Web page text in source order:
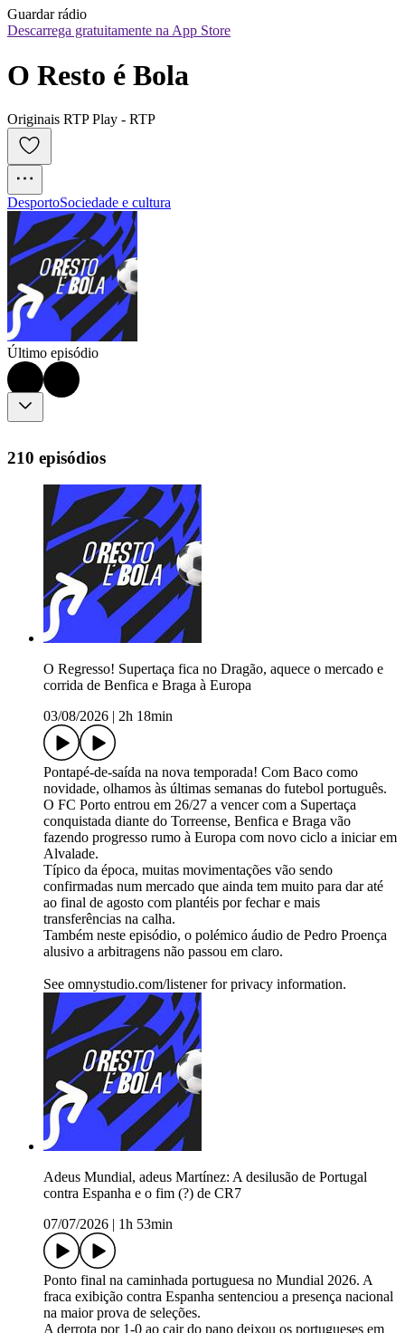
Guardar rádio
Descarrega gratuitamente na App Store
O Resto é Bola
Originais RTP Play - RTP
DesportoSociedade e cultura
Último episódio
210 episódios
O Regresso! Supertaça fica no Dragão, aquece o mercado e
corrida de Benfica e Braga à Europa
03/08/2026
2h 18min
Pontapé-de-saída na nova temporada! Com Baco como
novidade, olhamos às últimas semanas do futebol português.
O FC Porto entrou em 26/27 a vencer com a Supertaça
conquistada diante do Torreense, Benfica e Braga vão
fazendo progresso rumo à Europa com novo ciclo a iniciar em
Alvalade.
Típico da época, muitas movimentações vão sendo
confirmadas num mercado que ainda tem muito para dar até
ao final de agosto com plantéis por fechar e mais
transferências na calha.
Também neste episódio, o polémico áudio de Pedro Proença
alusivo a arbitragens não passou em claro.
See omnystudio.com/listener for privacy information.
Adeus Mundial, adeus Martínez: A desilusão de Portugal
contra Espanha e o fim (?) de CR7
07/07/2026
1h 53min
Ponto final na caminhada portuguesa no Mundial 2026. A
fraca exibição contra Espanha sentenciou a presença nacional
na maior prova de seleções.
A derrota por 1-0 ao cair do pano deixou os portugueses em